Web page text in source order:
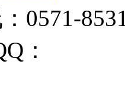
0571-
：